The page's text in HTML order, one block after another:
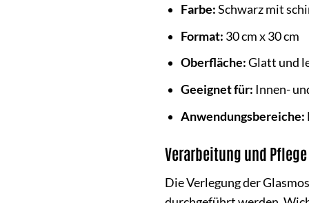
Farbe:Schwarz mit
Format: 30 cm x 30 cm
Oberfläche:Glatt und
Geeignet für: Innen-
Anwendungsbereiche:
Verarbeitung und Pflege
Die Verlegung der